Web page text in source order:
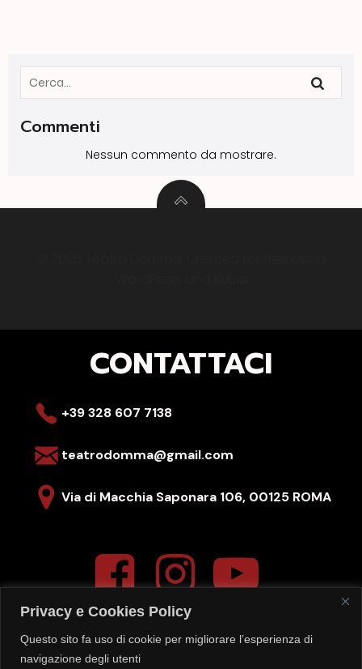
Privacy e Cookies Policy
Questo sito fa uso di cookie per migliorare l’esperienza di
navigazione degli utenti
Commenti
Nessun commento da mostrare.
CONTATTACI
+39 328 607 7138
teatrodomma@gmail.com
Via di Macchia Saponara 106, 00125 ROMA
La segreteria del teatro è aperta
LUN-VEN – 16:00-20:00